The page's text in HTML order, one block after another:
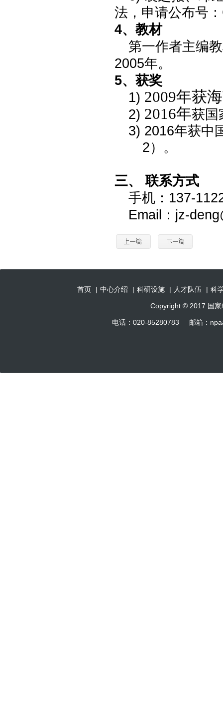
法，申请公布号
4、教材
第一作者主编
2005年。
5、 获奖
1) 2009年获
2) 2016年获国
3) 2016年获中
2）。
三、 联系方式
手机： 137-
Email：jz-
首页 | 中心介绍 | 科研设施 | 人才队伍 | 科
Copyright © 2017 国
电话：020-85280783 邮箱：